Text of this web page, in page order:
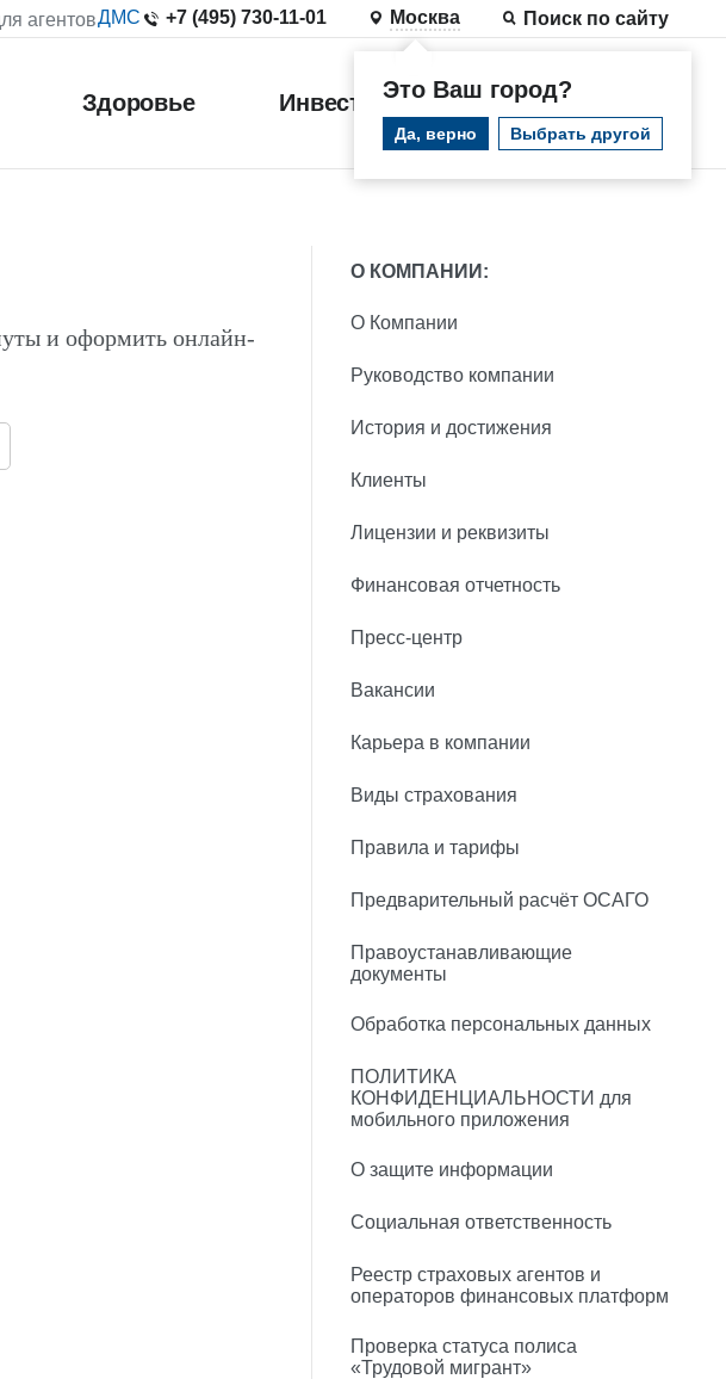
агентовДМС +7 (495) 730-11-01 Москва
Это Ваш город?
Да, верно Выбрать другой
Поиск по сайту
Здоровье Инвестиции
и оформить онлайн-
О КОМПАНИИ:
О Компании
Руководство компании
История и достижения
Клиенты
Лицензии и реквизиты
Финансовая отчетность
Пресс-центр
Вакансии
Карьера в компании
Виды страхования
Правила и тарифы
Предварительный расчёт ОСАГО
Правоустанавливающие
документы
Обработка персональных данных
ПОЛИТИКА
КОНФИДЕНЦИАЛЬНОСТИ для
мобильного приложения
О защите информации
Социальная ответственность
Реестр страховых агентов и
операторов финансовых платформ
Проверка статуса полиса
«Трудовой мигрант»